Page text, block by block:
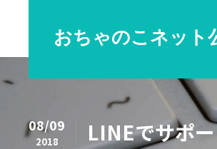
おちゃのこネット
08/09
2018 LINEでサポ